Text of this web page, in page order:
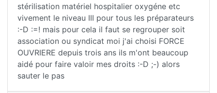
stérilisation matériel hospitalier oxygéne etc
vivement le niveau III pour tous les préparateurs
:-D :=! mais pour cela il faut se regrouper soit
association ou syndicat moi j'ai choisi FORCE
OUVRIERE depuis trois ans ils m'ont beaucoup
aidé pour faire valoir mes droits :-D ;-) alors
sauter le pas